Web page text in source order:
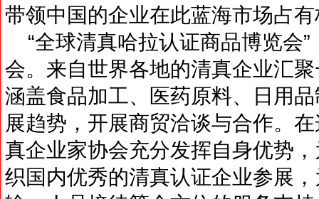
带领中国的企业在此蓝海市场占
“全球清真哈拉认证商品博览会
会。来自世界各地的清真企业汇
涵盖食品加工、医药原料、日用
展趋势，开展商贸洽谈与合作。
真企业家协会充分发挥自身优势
织国内优秀的清真认证企业参展